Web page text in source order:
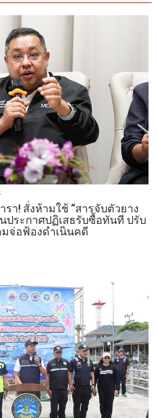
า! สั่งห้ามใช้ “สารจับตัวยาง
ประกาศปฏิเสธรับซื้อทันที ปรับ
มจ่อฟ้องดำเนินคดี